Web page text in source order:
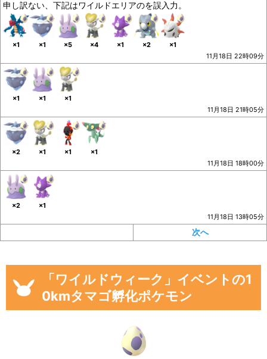
申し訳ない、下記はワイルドエリアのを誤入力。
×1 ×1 ×5 ×4 ×1 ×2
×1
11月18日 22時09分
×1 ×1
×1
11月18日 21時05分
×2 ×1 ×1
×1
11月18日 18時00分
×2
×1
11月18日 13時05分
次へ
「ワイルドウィーク」イベントの1
0kmタマゴ孵化ポケモン